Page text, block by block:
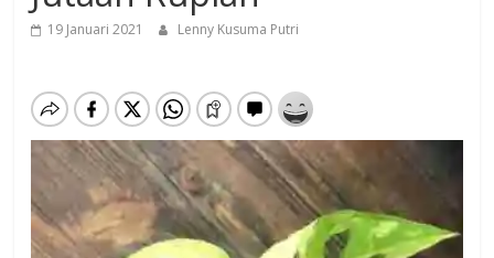
19 Januari 2021 Lenny Kusuma Putri